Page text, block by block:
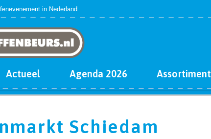
in Nederland
Actueel Agenda 2026 Assortiment
Schiedam